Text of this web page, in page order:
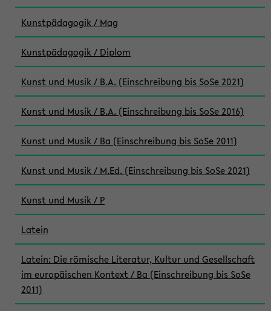
Kunstpädagogik / Mag
Kunstpädagogik / Diplom
Kunst und Musik / B.A. (Einschreibung bis SoSe 2021)
Kunst und Musik / B.A. (Einschreibung bis SoSe 2016)
Kunst und Musik / Ba (Einschreibung bis SoSe 2011)
Kunst und Musik / M.Ed. (Einschreibung bis SoSe 2021)
Kunst und Musik / P
Latein
Latein: Die römische Literatur, Kultur und Gesellschaft
im europäischen Kontext / Ba (Einschreibung bis SoSe
2011)